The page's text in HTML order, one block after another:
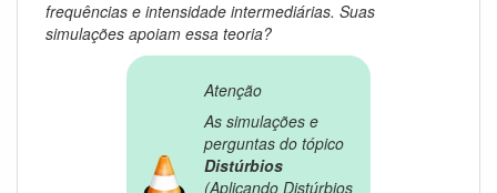
frequências e intensidade intermediárias. Suas
simulações apoiam essa teoria?
Atenção
As simulações e
perguntas do tópico
Distúrbios
(Aplicando Distúrbios